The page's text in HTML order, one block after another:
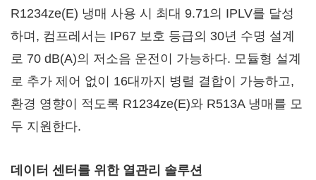
R1234ze(E) 냉매 사용 시 최대 9.71의 IPLV를 달성
하며, 컴프레서는 IP67 보호 등급의 30년 수명 설계
로 70 dB(A)의 저소음 운전이 가능하다. 모듈형 설계
로 추가 제어 없이 16대까지 병렬 결합이 가능하고,
환경 영향이 적도록 R1234ze(E)와 R513A 냉매를 모
두 지원한다.
데이터 센터를 위한 열관리 솔루션